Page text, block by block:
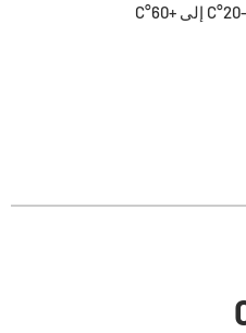
-20°C إلى +60°C